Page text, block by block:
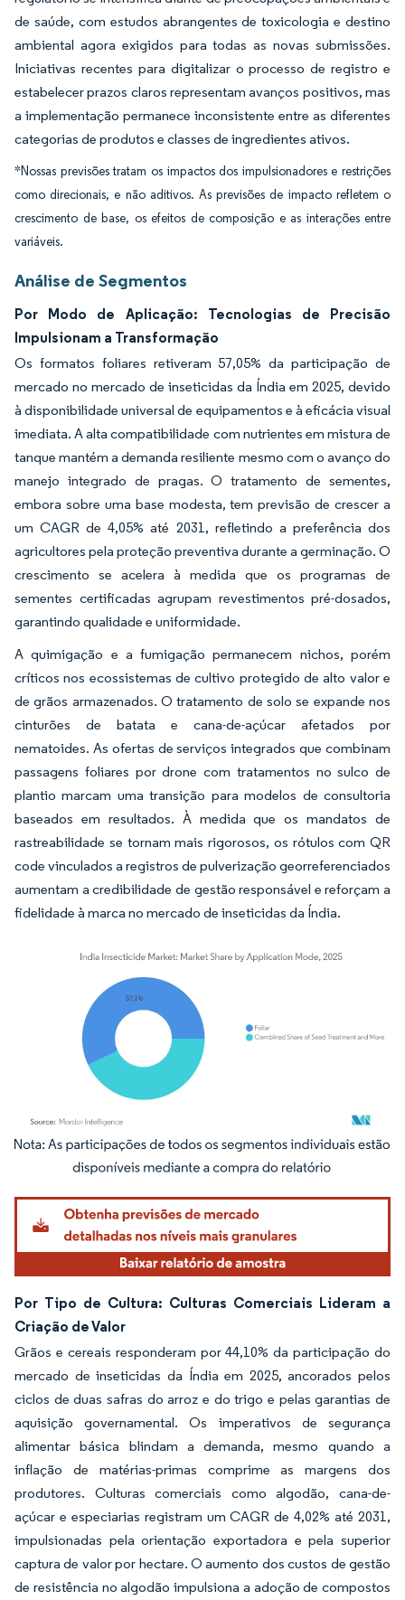
de saúde, com estudos abrangentes de toxicologia e destino
ambiental agora exigidos para todas as novas submissões.
Iniciativas recentes para digitalizar o processo de registro e
estabelecer prazos claros representam avanços positivos, mas
a implementação permanece inconsistente entre as diferentes
categorias de produtos e classes de ingredientes ativos.
*Nossas previsões tratam os impactos dos impulsionadores e restrições
como direcionais, e não aditivos. As previsões de impacto refletem o
crescimento de base, os efeitos de composição e as interações entre
variáveis.
Análise de Segmentos
Por Modo de Aplicação: Tecnologias de Precisão
Impulsionam a Transformação
Os formatos foliares retiveram 57,05% da participação de
mercado no mercado de inseticidas da Índia em 2025, devido
à disponibilidade universal de equipamentos e à eficácia visual
imediata. A alta compatibilidade com nutrientes em mistura de
tanque mantém a demanda resiliente mesmo com o avanço do
manejo integrado de pragas. O tratamento de sementes,
embora sobre uma base modesta, tem previsão de crescer a
um CAGR de 4,05% até 2031, refletindo a preferência dos
agricultores pela proteção preventiva durante a germinação. O
crescimento se acelera à medida que os programas de
sementes certificadas agrupam revestimentos pré-dosados,
garantindo qualidade e uniformidade.
A quimigação e a fumigação permanecem nichos, porém
críticos nos ecossistemas de cultivo protegido de alto valor e
de grãos armazenados. O tratamento de solo se expande nos
cinturões de batata e cana-de-açúcar afetados por
nematoides. As ofertas de serviços integrados que combinam
passagens foliares por drone com tratamentos no sulco de
plantio marcam uma transição para modelos de consultoria
baseados em resultados. À medida que os mandatos de
rastreabilidade se tornam mais rigorosos, os rótulos com QR
code vinculados a registros de pulverização georreferenciados
aumentam a credibilidade de gestão responsável e reforçam a
fidelidade à marca no mercado de inseticidas da Índia.
Imagem © Mordor Intelligence. O reuso requer atribuição conforme CC BY 4.0.
Por Tipo de Cultura: Culturas Comerciais Lideram a
Criação de Valor
Grãos e cereais responderam por 44,10% da participação do
mercado de inseticidas da Índia em 2025, ancorados pelos
ciclos de duas safras do arroz e do trigo e pelas garantias de
aquisição governamental. Os imperativos de segurança
alimentar básica blindam a demanda, mesmo quando a
inflação de matérias-primas comprime as margens dos
produtores. Culturas comerciais como algodão, cana-de-
açúcar e especiarias registram um CAGR de 4,02% até 2031,
impulsionadas pela orientação exportadora e pela superior
captura de valor por hectare. O aumento dos custos de gestão
de resistência no algodão impulsiona a adoção de compostos